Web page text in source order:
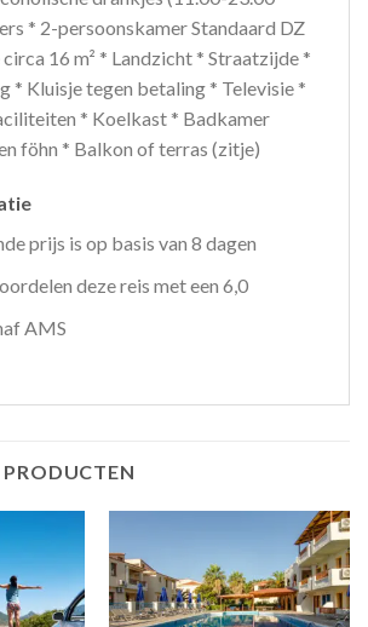
* 2-persoonskamer Standaard DZ
16 m² * Landzicht * Straatzijde *
* Kluisje tegen betaling * Televisie *
* Koelkast * Badkamer
föhn * Balkon of terras (zitje)
prijs is op basis van 8 dagen
deze reis met een 6,0
AMS
PRODUCTEN